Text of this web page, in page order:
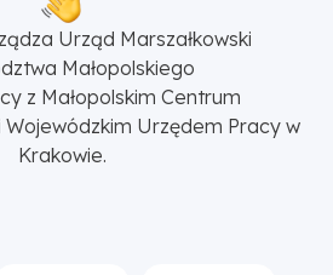
Urząd Marszałkowski
Małopolskiego
z Małopolskim Centrum
Wojewódzkim Urzędem Pracy w
Krakowie.